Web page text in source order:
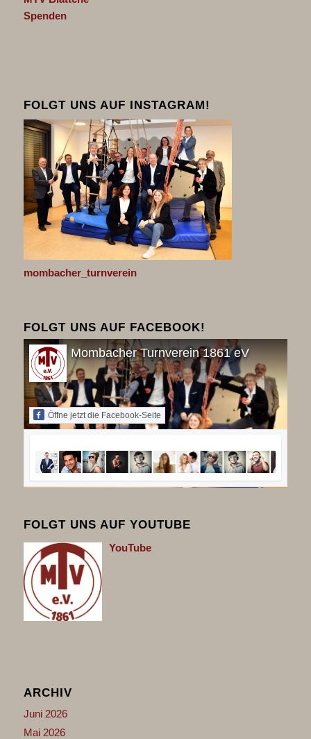
Spenden
FOLGT UNS AUF INSTAGRAM!
mombacher_turnverein
FOLGT UNS AUF FACEBOOK!
Mombacher Turnverein 1861 eV
Öffne jetzt die Facebook-Seite
FOLGT UNS AUF YOUTUBE
YouTube
ARCHIV
Juni 2026
Mai 2026